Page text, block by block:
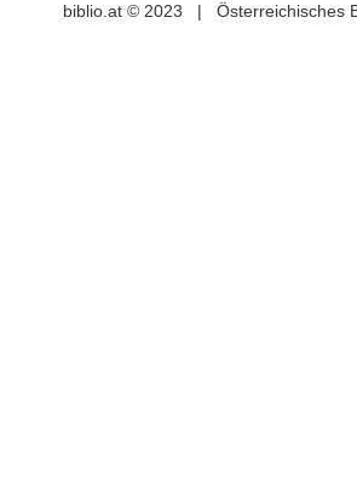
biblio.at © 2023 | Österreichisches